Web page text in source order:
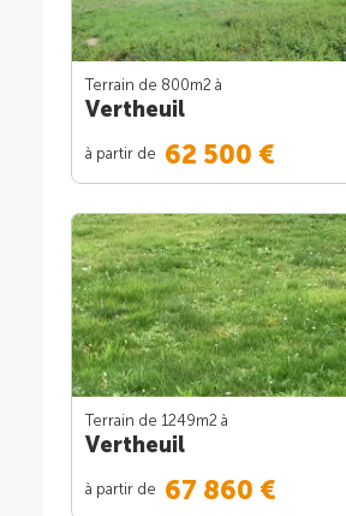
Terrain de 800m2 à
Vertheuil
à partir de 62 500 €
Terrain de 1249m2 à
Vertheuil
à partir de 67 860 €